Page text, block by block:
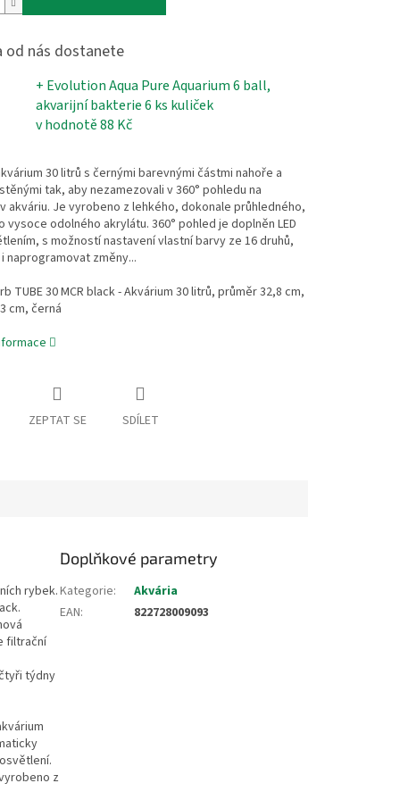
od nás dostanete
+ Evolution Aqua Pure Aquarium 6 ball,
akvarijní bakterie 6 ks kuliček
v hodnotě 88 Kč
30 litrů s černými barevnými částmi nahoře a
tak, aby nezamezovali v 360° pohledu na
akváriu. Je vyrobeno z lehkého, dokonale průhledného,
vysoce odolného akrylátu. 360° pohled je doplněn LED
s možností nastavení vlastní barvy ze 16 druhů,
naprogramovat změny...
TUBE 30 MCR black - Akvárium 30 litrů, průměr 32,8 cm,
cm, černá
ZEPTAT SE SDÍLET
rybek.
filtrační
týdny
z
Doplňkové parametry
Kategorie:
Akvária
EAN: 822728009093